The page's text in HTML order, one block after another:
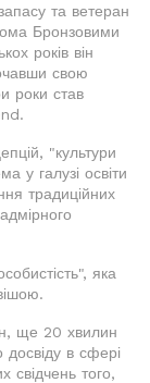
та ветеран
Бронзовими
років він
свою
роки став
"культури
у галузі освіти
традиційних
яка
ще 20 хвилин
в сфері
свідчень того,